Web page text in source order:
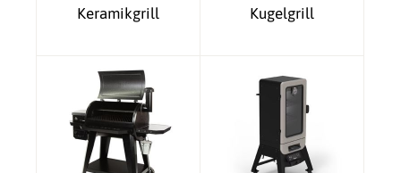
Keramikgrill Kugelgrill